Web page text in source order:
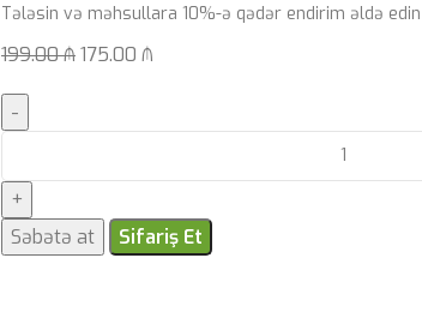
Tələsin və məhsullara 10%-ə qədər endirim əldə edin
199.00₼175.00₼
Səbətə at Sifariş Et